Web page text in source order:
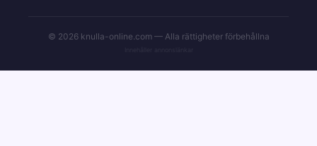
© 2026 knulla-online.com — Alla rättigheter förbehållna